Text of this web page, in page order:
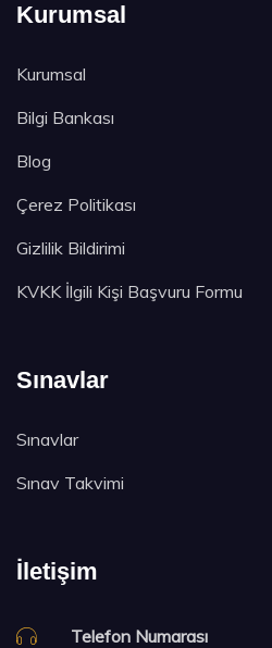
Kurumsal
Kurumsal
Bilgi Bankası
Blog
Çerez Politikası
Gizlilik Bildirimi
KVKK İlgili Kişi Başvuru Formu
Sınavlar
Sınavlar
Sınav Takvimi
İletişim
Telefon Numarası